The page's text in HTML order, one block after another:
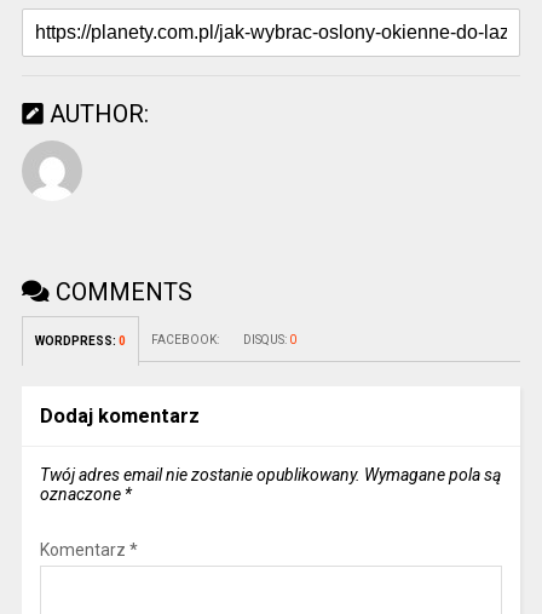
AUTHOR:
COMMENTS
WORDPRESS: 0 FACEBOOK: DISQUS: 0
Dodaj komentarz
Twój adres email nie zostanie opublikowany. Wymagane pola są
oznaczone *
Komentarz *